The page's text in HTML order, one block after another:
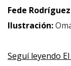
Fede Rodríguez
Ilustración:
Seguí leyendo